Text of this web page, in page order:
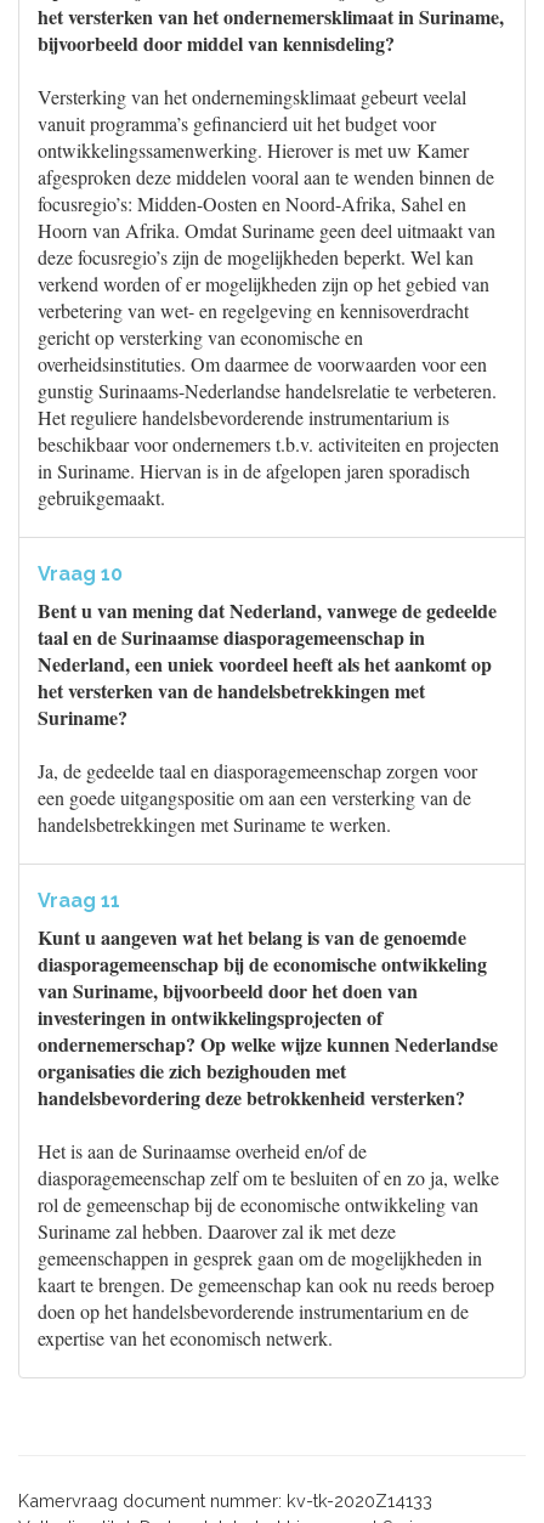
het versterken van het ondernemersklimaat in Suriname,
bijvoorbeeld door middel van kennisdeling?
Versterking van het ondernemingsklimaat gebeurt veelal
vanuit programma’s gefinancierd uit het budget voor
ontwikkelingssamenwerking. Hierover is met uw Kamer
afgesproken deze middelen vooral aan te wenden binnen de
focusregio’s: Midden-Oosten en Noord-Afrika, Sahel en
Hoorn van Afrika. Omdat Suriname geen deel uitmaakt van
deze focusregio’s zijn de mogelijkheden beperkt. Wel kan
verkend worden of er mogelijkheden zijn op het gebied van
verbetering van wet- en regelgeving en kennisoverdracht
gericht op versterking van economische en
overheidsinstituties. Om daarmee de voorwaarden voor een
gunstig Surinaams-Nederlandse handelsrelatie te verbeteren.
Het reguliere handelsbevorderende instrumentarium is
beschikbaar voor ondernemers t.b.v. activiteiten en projecten
in Suriname. Hiervan is in de afgelopen jaren sporadisch
gebruikgemaakt.
Vraag 10
Bent u van mening dat Nederland, vanwege de gedeelde
taal en de Surinaamse diasporagemeenschap in
Nederland, een uniek voordeel heeft als het aankomt op
het versterken van de handelsbetrekkingen met
Suriname?
Ja, de gedeelde taal en diasporagemeenschap zorgen voor
een goede uitgangspositie om aan een versterking van de
handelsbetrekkingen met Suriname te werken.
Vraag 11
Kunt u aangeven wat het belang is van de genoemde
diasporagemeenschap bij de economische ontwikkeling
van Suriname, bijvoorbeeld door het doen van
investeringen in ontwikkelingsprojecten of
ondernemerschap? Op welke wijze kunnen Nederlandse
organisaties die zich bezighouden met
handelsbevordering deze betrokkenheid versterken?
Het is aan de Surinaamse overheid en/of de
diasporagemeenschap zelf om te besluiten of en zo ja, welke
rol de gemeenschap bij de economische ontwikkeling van
Suriname zal hebben. Daarover zal ik met deze
gemeenschappen in gesprek gaan om de mogelijkheden in
kaart te brengen. De gemeenschap kan ook nu reeds beroep
doen op het handelsbevorderende instrumentarium en de
expertise van het economisch netwerk.
Kamervraag document nummer: kv-tk-2020Z14133